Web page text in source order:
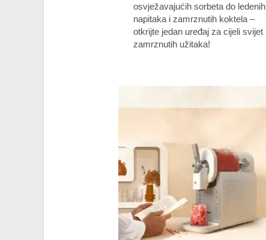
osvježavajućih sorbeta do ledenih
napitaka i zamrznutih koktela –
otkrijte jedan uređaj za cijeli svijet
zamrznutih užitaka!